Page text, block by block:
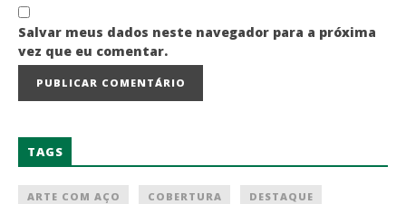
Salvar meus dados neste navegador para a próxima
vez que eu comentar.
TAGS
ARTE COM AÇO COBERTURA DESTAQUE